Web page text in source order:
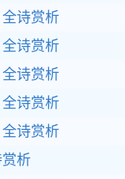
全诗赏析
全诗赏析
全诗赏析
全诗赏析
全诗赏析
析